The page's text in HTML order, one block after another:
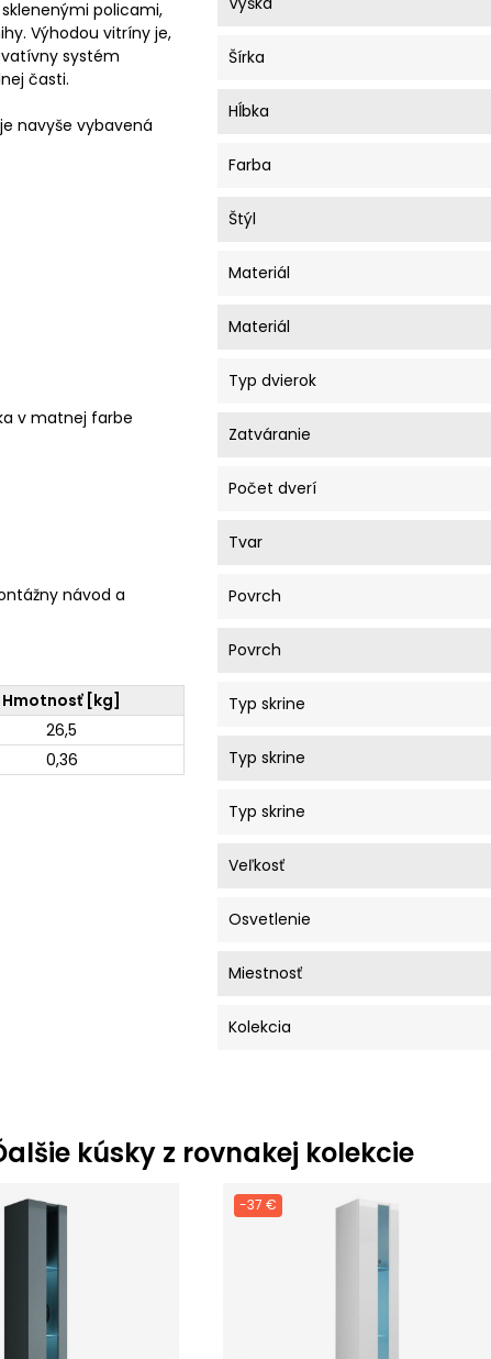
policami,
Výhodou vitríny je,
systém
časti.
navyše vybavená
v matnej farbe
návod a
Hmotnosť [kg]
26,5
0,36
Šírka
Hĺbka
Farba
Štýl
Materiál
Materiál
Typ dvierok
Zatváranie
Počet dverí
Tvar
Povrch
Povrch
Typ skrine
Typ skrine
Typ skrine
Veľkosť
Osvetlenie
Miestnosť
Kolekcia
kúsky z rovnakej kolekcie
-37 €